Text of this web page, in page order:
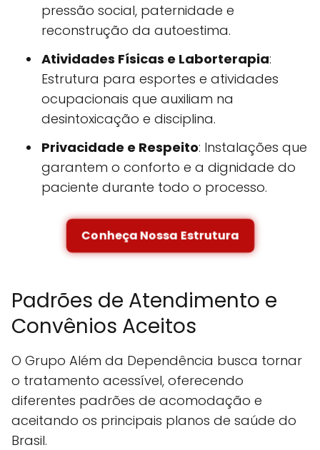
pressão social, paternidade e
reconstrução da autoestima.
Atividades Físicas e Laborterapia:
Estrutura para esportes e atividades
ocupacionais que auxiliam na
desintoxicação e disciplina.
Privacidade e Respeito: Instalações que
garantem o conforto e a dignidade do
paciente durante todo o processo.
Conheça Nossa Estrutura
Padrões de Atendimento e
Convênios Aceitos
O Grupo Além da Dependência busca tornar
o tratamento acessível, oferecendo
diferentes padrões de acomodação e
aceitando os principais planos de saúde do
Brasil.